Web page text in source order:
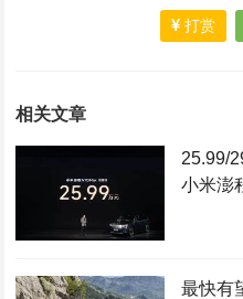
打赏
相关文章
25.99/
小米澎
最快有